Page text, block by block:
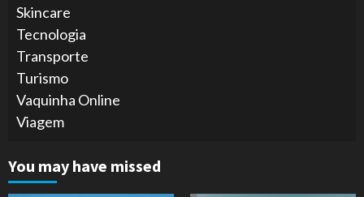
Skincare
Tecnologia
Transporte
Turismo
Vaquinha Online
Viagem
You may have missed